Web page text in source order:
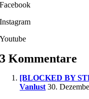
Facebook
Instagram
Youtube
3 Kommentare
[BLOCKED BY
Vanlust 30.